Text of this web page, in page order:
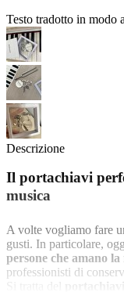
Testo tradotto in modo
Descrizione
Il portachiavi
musica
A volte vogliamo fare
gusti. In particolare,
persone che amano la
professionisti di